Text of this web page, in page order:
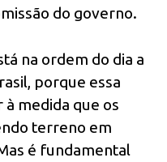
do governo.
na ordem do dia a
porque essa
medida que os
terreno em
é fundamental